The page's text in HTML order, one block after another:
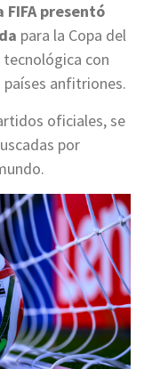
FIFA presentó
para la Copa del
tecnológica con
anfitriones.
oficiales, se
por